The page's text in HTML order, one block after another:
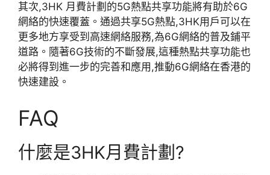
其次,3HK 月費計劃的5G熱點共享功能將有助於6G
網絡的快速覆蓋。通過共享5G熱點,3HK用戶可以在
更多地方享受到高速網絡服務,為6G網絡的普及鋪平
道路。隨著6G技術的不斷發展,這種熱點共享功能也
必將得到進一步的完善和應用,推動6G網絡在香港的
快速建設。
FAQ
什麼是3HK月費計劃?